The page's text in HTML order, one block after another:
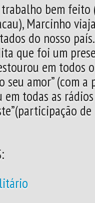
bem feito
Marcinho
do nosso
que foi um
em todos
seu amor” (com
todas as
de